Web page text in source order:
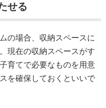
せる
の場合、収納スペースに
現在の収納スペースがす
育てで必要なものを用意
を確保しておくといいで